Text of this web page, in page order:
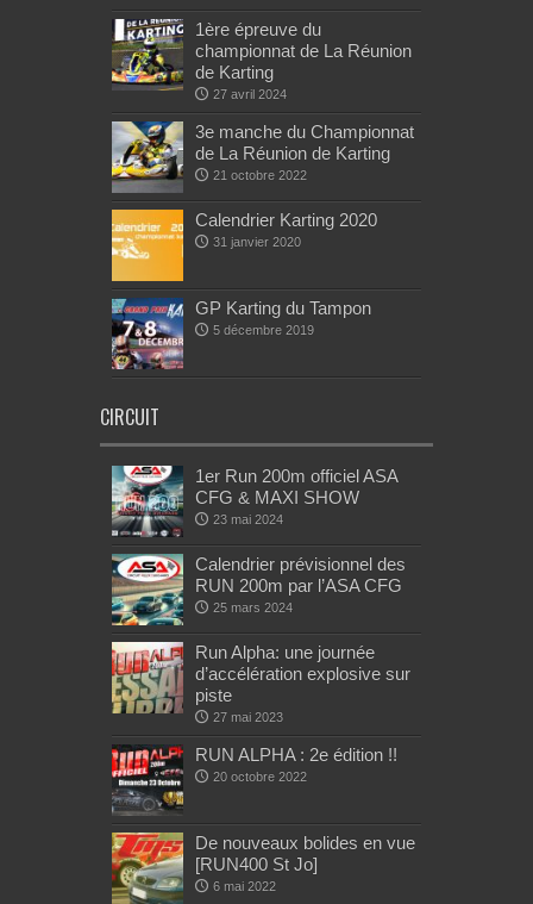
1ère épreuve du
championnat de La Réunion
de Karting
27 avril 2024
3e manche du Championnat
de La Réunion de Karting
21 octobre 2022
Calendrier Karting 2020
31 janvier 2020
GP Karting du Tampon
5 décembre 2019
CIRCUIT
1er Run 200m officiel ASA
CFG & MAXI SHOW
23 mai 2024
Calendrier prévisionnel des
RUN 200m par l’ASA CFG
25 mars 2024
Run Alpha: une journée
d’accélération explosive sur
piste
27 mai 2023
RUN ALPHA : 2e édition !!
20 octobre 2022
De nouveaux bolides en vue
[RUN400 St Jo]
6 mai 2022